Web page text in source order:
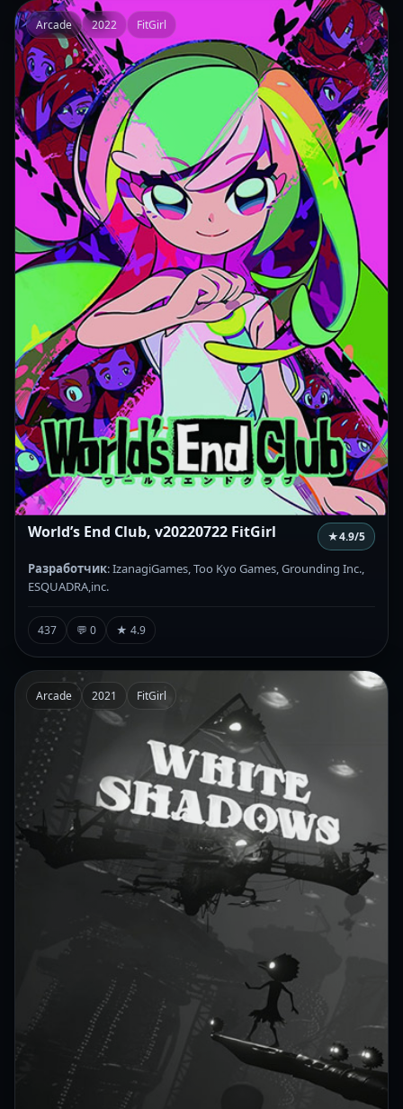
Arcade 2022 FitGirl
World’s End Club, v20220722 FitGirl ★4.9/5
Разработчик: IzanagiGames, Too Kyo Games, Grounding Inc.,
ESQUADRA,inc.
437 💬 0 ★ 4.9
Arcade 2021 FitGirl